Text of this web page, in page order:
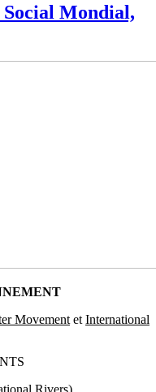
Mondial,
MovementetInternational